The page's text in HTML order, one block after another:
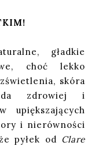
gładkie
choć lekko
skóra
zdrowiej i
upiększających
i nierówności
pyłek od Clare